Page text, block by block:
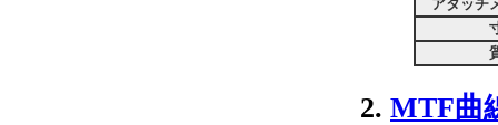
アタッチ
2. MTF曲